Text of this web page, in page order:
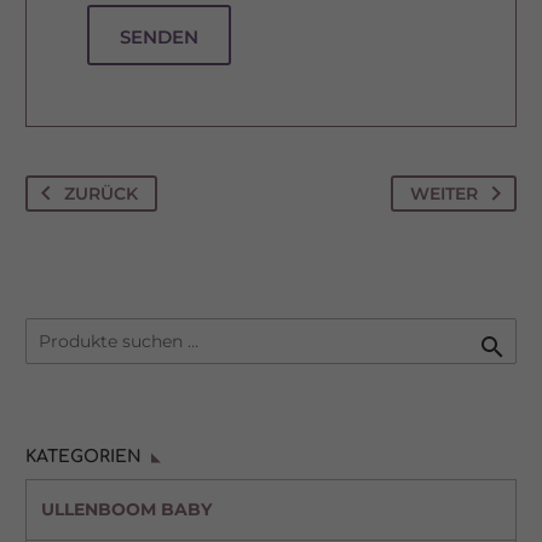
SENDEN
ZURÜCK WEITER

KATEGORIEN
ULLENBOOM BABY